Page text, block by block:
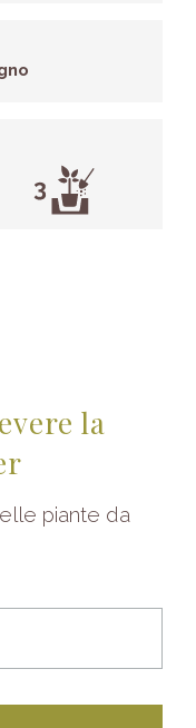
la
piante da